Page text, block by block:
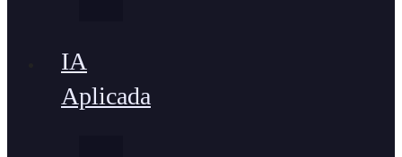
IA
Aplicada